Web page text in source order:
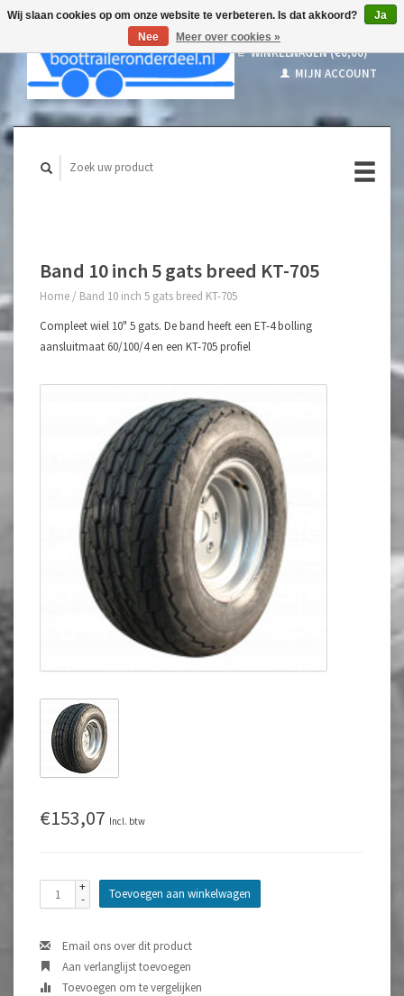
WINKELWAGEN (€0,00)
MIJN ACCOUNT
Band 10 inch 5 gats breed KT-705
Home / Band 10 inch 5 gats breed KT-705
Compleet wiel 10" 5 gats. De band heeft een ET-4 bolling
aansluitmaat 60/100/4 en een KT-705 profiel
€153,07 Incl. btw
+
-
Toevoegen aan winkelwagen
Email ons over dit product
Aan verlanglijst toevoegen
Toevoegen om te vergelijken
Wij slaan cookies op om onze website te verbeteren. Is dat akkoord?
Ja
Nee
Meer over cookies »